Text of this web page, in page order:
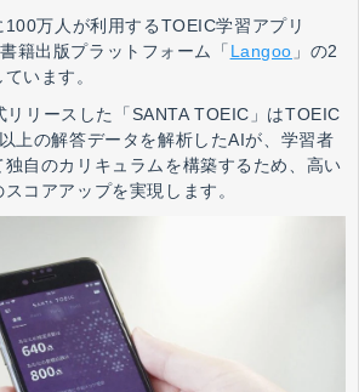
万人が利用するTOEIC学習アプリ
書籍出版プラットフォーム「 Langoo 」の2
います。
リースした「SANTA TOEIC」はTOEIC
上の解答データを解析したAIが、学習者
自のカリキュラムを構築するため、高い
コアアップを実現します。